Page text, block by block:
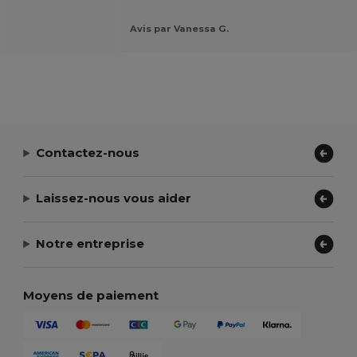
Avis par Vanessa G.
Contactez-nous
Laissez-nous vous aider
Notre entreprise
Moyens de paiement